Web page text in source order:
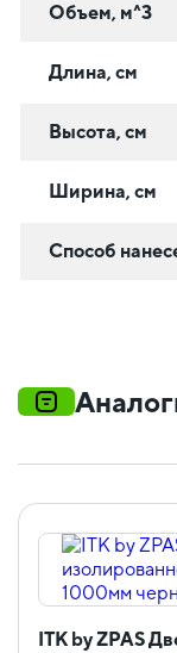
Объем, м^3
Длина, см
Высота, см
Ширина, см
Способ
ITK by ZPAS